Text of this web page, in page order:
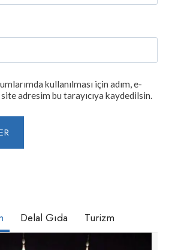
kullanılması için adım, e-
adresim bu tarayıcıya kaydedilsin.
Delal Gıda Turizm